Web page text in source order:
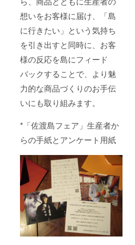
想いをお客様に届け、「島
に行きたい」という気持ち
を引き出すと同時に、お客
様の反応を島にフィード
バックすることで、より魅
力的な商品づくりのお手伝
いにも取り組みます。
*「佐渡島フェア」生産者か
らの手紙とアンケート用紙